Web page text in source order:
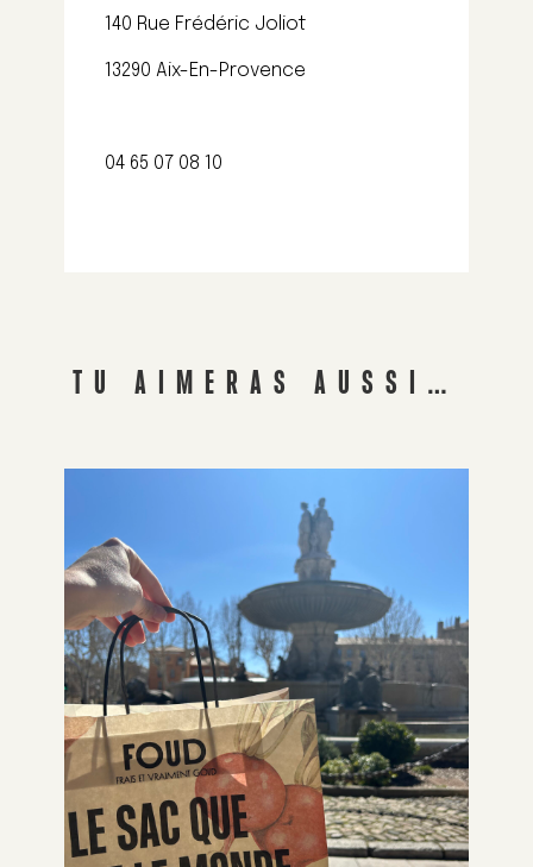
140 Rue Frédéric Joliot
13290 Aix-En-Provence
04 65 07 08 10
TU AIMERAS AUSSI…